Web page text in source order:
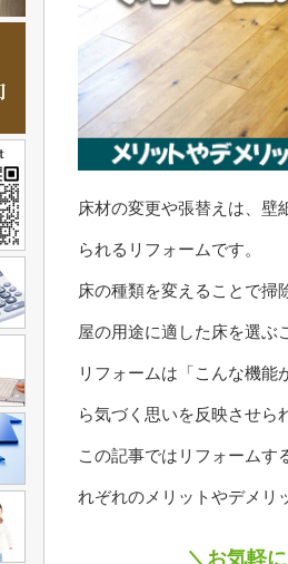
床材の変更や張替えは、壁
られるリフォームです。
床の種類を変えることで掃
屋の用途に適した床を選ぶ
リフォームは「こんな機能
ら気づく思いを反映させら
この記事ではリフォームす
れぞれのメリットやデメリ
＼お気軽